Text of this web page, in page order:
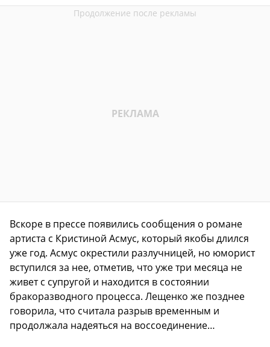
Вскоре в прессе появились сообщения о романе
артиста с Кристиной Асмус, который якобы длился
уже год. Асмус окрестили разлучницей, но юморист
вступился за нее, отметив, что уже три месяца не
живет с супругой и находится в состоянии
бракоразводного процесса. Лещенко же позднее
говорила, что считала разрыв временным и
продолжала надеяться на воссоединение…